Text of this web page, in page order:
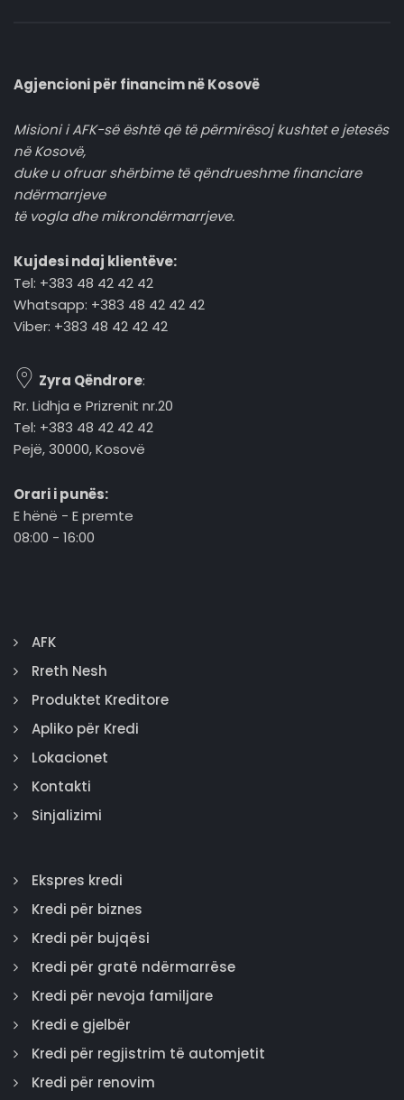
Agjencioni për financim në Kosovë
Misioni i AFK-së është që të përmirësoj kushtet e jetesës
në Kosovë,
duke u ofruar shërbime të qëndrueshme financiare
ndërmarrjeve
të vogla dhe mikrondërmarrjeve.
Kujdesi ndaj klientëve:
Tel: +383 48 42 42 42
Whatsapp: +383 48 42 42 42
Viber: +383 48 42 42 42
Zyra Qëndrore:
Rr. Lidhja e Prizrenit nr.20
Tel: +383 48 42 42 42
Pejë, 30000, Kosovë
Orari i punës:
E hënë - E premte
08:00 - 16:00
AFK
Rreth Nesh
Produktet Kreditore
Apliko për Kredi
Lokacionet
Kontakti
Sinjalizimi
Ekspres kredi
Kredi për biznes
Kredi për bujqësi
Kredi për gratë ndërmarrëse
Kredi për nevoja familjare
Kredi e gjelbër
Kredi për regjistrim të automjetit
Kredi për renovim